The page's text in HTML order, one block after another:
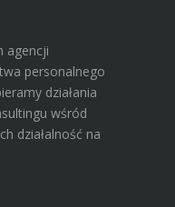
agencji
personalnego
działania
wśród
działalność na